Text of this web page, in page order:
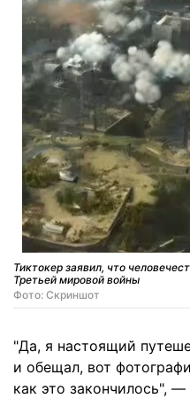
Тиктокер заявил, что
Третьей мировой войны
Фото: Скриншот
"Да, я настоящий
и обещал, вот
как это закончилось", —